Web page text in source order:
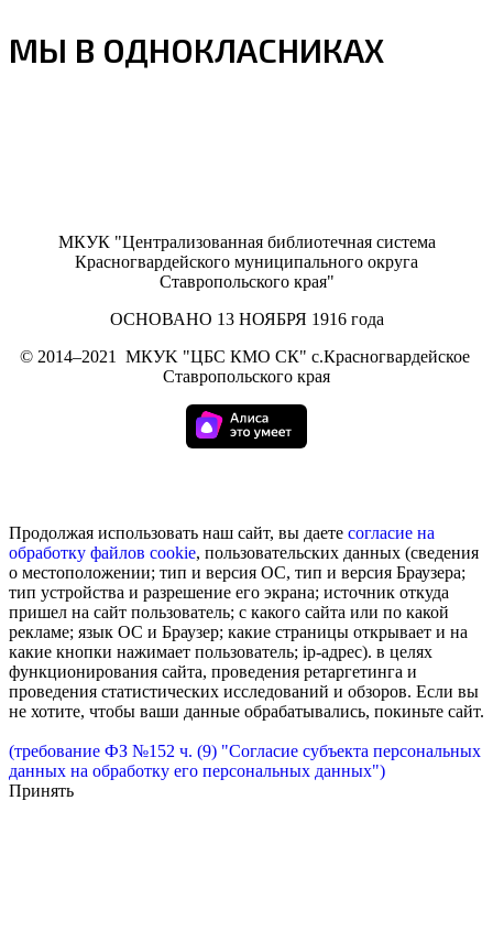
МЫ В ОДНОКЛАСНИКАХ
МКУК "Централизованная библиотечная система
Красногвардейского муниципального округа
Ставропольского края"
ОСНОВАНО 13 НОЯБРЯ 1916 года
© 2014–2021
МКУK "ЦБС КМО СК" с.Красногвардейское
Ставропольского края
Продолжая использовать наш сайт, вы даете согласие на
обработку файлов cookie, пользовательских данных (сведения
о местоположении; тип и версия ОС, тип и версия Браузера;
тип устройства и разрешение его экрана; источник откуда
пришел на сайт пользователь; с какого сайта или по какой
рекламе; язык ОС и Браузер; какие страницы открывает и на
какие кнопки нажимает пользователь; ip-адрес). в целях
функционирования сайта, проведения ретаргетинга и
проведения статистических исследований и обзоров. Если вы
не хотите, чтобы ваши данные обрабатывались, покиньте сайт.
(требование ФЗ №152 ч. (9) "Согласие субъекта персональных
данных на обработку его персональных данных")
Принять